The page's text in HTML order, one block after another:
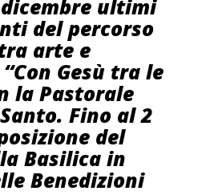
ultimi
del percorso
arte e
Gesù tra le
la Pastorale
Fino al 2
del
Basilica in
Benedizioni